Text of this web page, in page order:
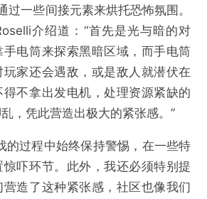
过一些间接元素来烘托恐怖氛围。
介绍道：“首先是光与暗的对
电筒来探索黑暗区域，而手电筒
家还会遇敌，或是敌人就潜伏在
不拿出发电机，处理资源紧缺的
，凭此营造出极大的紧张感。”
的过程中始终保持警惕，在一些特
吓环节。此外，我还必须特别提
造了这种紧张感，社区也像我们